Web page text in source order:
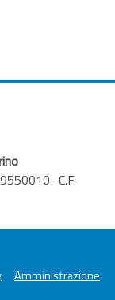
C.F.
Amministrazione